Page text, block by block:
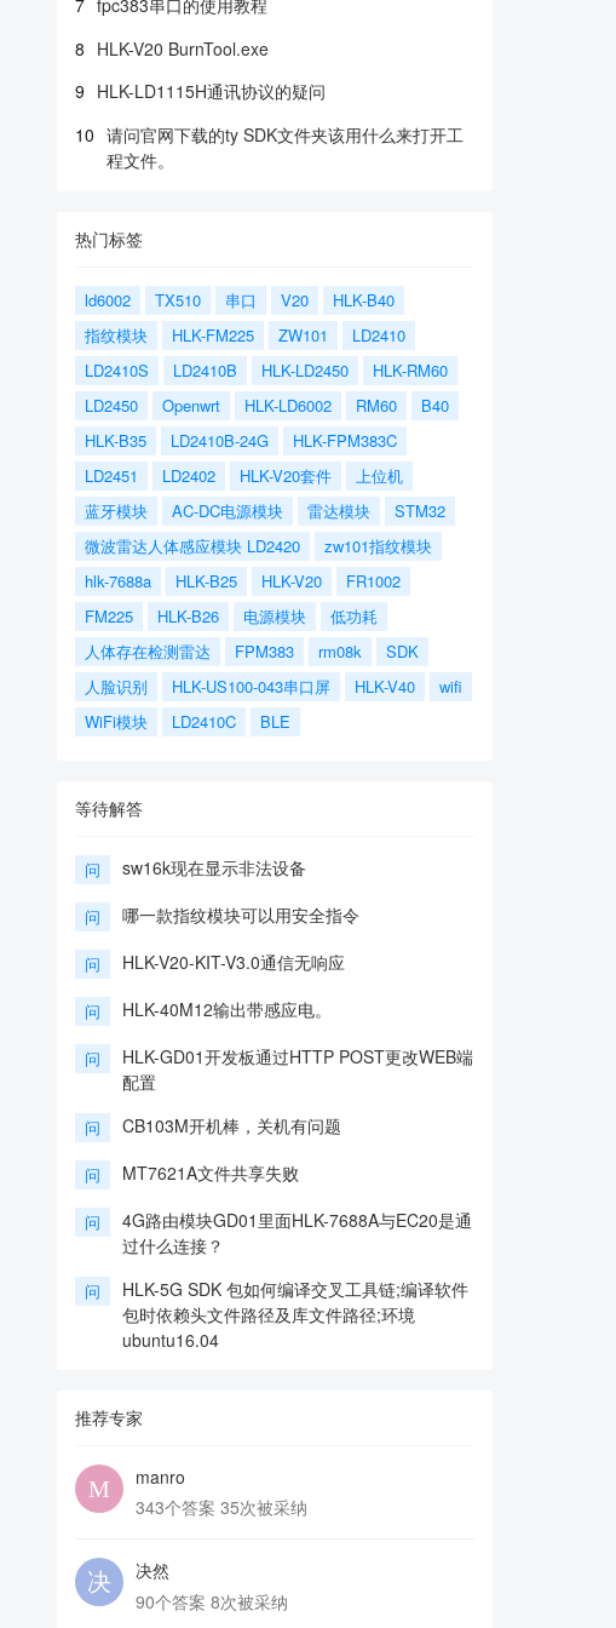
7 fpc383串口的使用教程
8 HLK-V20 BurnTool.exe
9 HLK-LD1115H通讯协议的疑问
10 请问官网下载的ty SDK文件夹该用什么来打开工
程文件。
热门标签
ld6002 TX510 串口 V20
HLK-B40
指纹模块
HLK-FM225 ZW101
LD2410
LD2410S
LD2410B HLK-LD2450
HLK-RM60
LD2450
Openwrt HLK-LD6002 RM60
B40
HLK-B35
LD2410B-24G
HLK-FPM383C
LD2451
LD2402 HLK-V20套件
上位机
蓝牙模块
AC-DC电源模块 雷达模块
STM32
微波雷达人体感应模块 LD2420
zw101指纹模块
hlk-7688a
HLK-B25 HLK-V20
FR1002
FM225
HLK-B26 电源模块
低功耗
人体存在检测雷达
FPM383 rm08k
SDK
人脸识别
HLK-US100-043串口屏 HLK-V40
wifi
WiFi模块
LD2410C BLE
等待解答
问 sw16k现在显示非法设备
问 哪一款指纹模块可以用安全指令
问 HLK-V20-KIT-V3.0通信无响应
问 HLK-40M12输出带感应电。
问
HLK-GD01开发板通过HTTP POST更改WEB端
配置
问 CB103M开机棒，关机有问题
问 MT7621A文件共享失败
问
4G路由模块GD01里面HLK-7688A与EC20是通
过什么连接？
问
HLK-5G SDK 包如何编译交叉工具链;编译软件
包时依赖头文件路径及库文件路径;环境
ubuntu16.04
推荐专家
manro
343个答案 35次被采纳
决然
90个答案 8次被采纳